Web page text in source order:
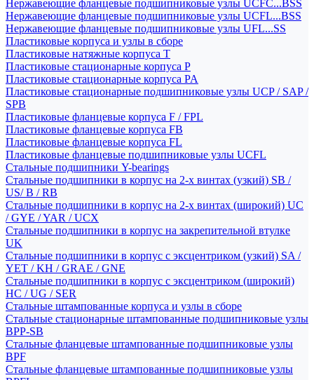
Нержавеющие фланцевые подшипниковые узлы UCFC...BSS
Нержавеющие фланцевые подшипниковые узлы UCFL...BSS
Нержавеющие фланцевые подшипниковые узлы UFL...SS
Пластиковые корпуса и узлы в сборе
Пластиковые натяжные корпуса T
Пластиковые стационарные корпуса P
Пластиковые стационарные корпуса PA
Пластиковые стационарные подшипниковые узлы UCP / SAP /
SPB
Пластиковые фланцевые корпуса F / FPL
Пластиковые фланцевые корпуса FB
Пластиковые фланцевые корпуса FL
Пластиковые фланцевые подшипниковые узлы UCFL
Стальные подшипники Y-bearings
Стальные подшипники в корпус на 2-х винтах (узкий) SB /
US/ B / RB
Стальные подшипники в корпус на 2-х винтах (широкий) UC
/ GYE / YAR / UCX
Стальные подшипники в корпус на закрепительной втулке
UK
Стальные подшипники в корпус с эксцентриком (узкий) SA /
YET / KH / GRAE / GNE
Стальные подшипники в корпус с эксцентриком (широкий)
HC / UG / SER
Стальные штампованные корпуса и узлы в сборе
Стальные стационарные штампованные подшипниковые узлы
BPP-SB
Стальные фланцевые штампованные подшипниковые узлы
BPF
Стальные фланцевые штампованные подшипниковые узлы